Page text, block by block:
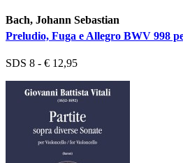
Bach, Johann Sebastian
Preludio, Fuga e Allegro BWV 998
SDS 8 - € 12,95